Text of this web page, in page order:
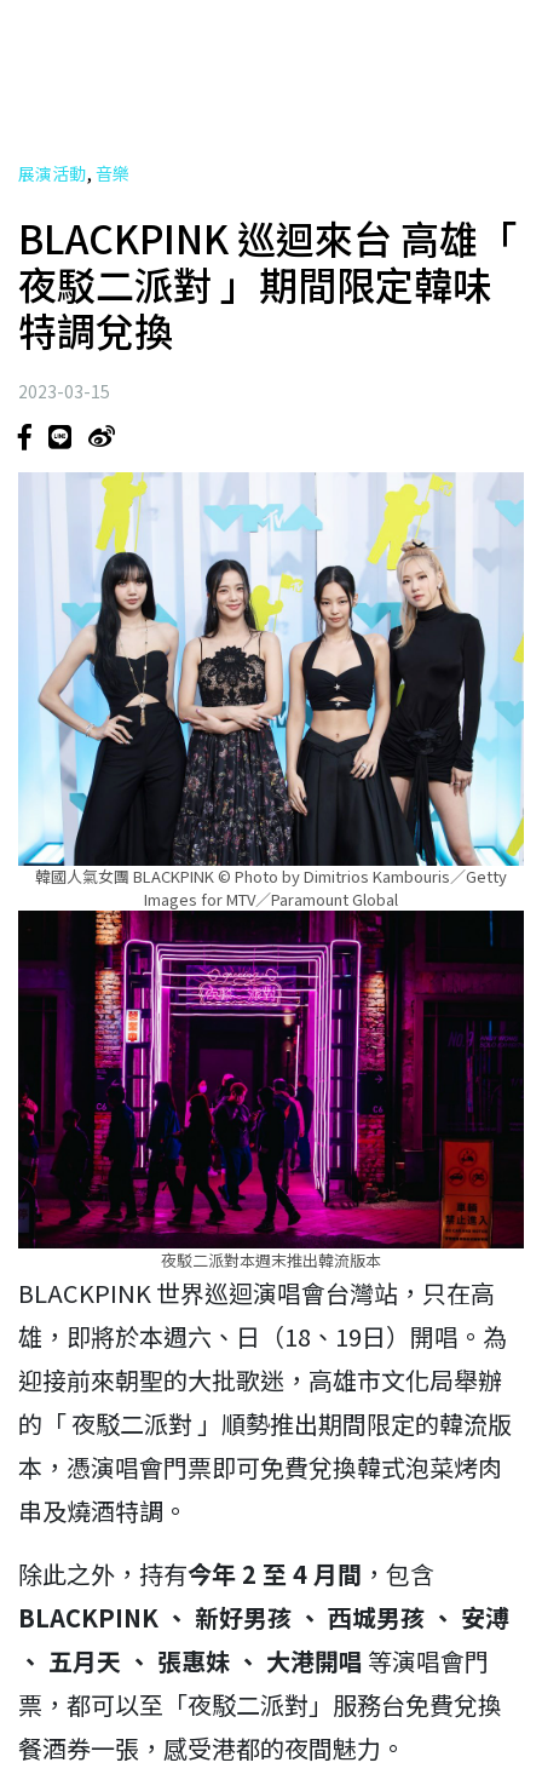
展演活動, 音樂
BLACKPINK 巡迴來台 高雄「
夜駁二派對 」期間限定韓味
特調兌換
2023-03-15
韓國人氣女團 BLACKPINK © Photo by Dimitrios Kambouris／Getty
Images for MTV／Paramount Global
夜駁二派對本週末推出韓流版本
BLACKPINK 世界巡迴演唱會台灣站，只在高
雄，即將於本週六、日（18、19日）開唱。為
迎接前來朝聖的大批歌迷，高雄市文化局舉辦
的「 夜駁二派對 」順勢推出期間限定的韓流版
本，憑演唱會門票即可免費兌換韓式泡菜烤肉
串及燒酒特調。
除此之外，持有今年 2 至 4 月間 ，包含
BLACKPINK 、 新好男孩 、 西城男孩 、 安溥
、 五月天 、 張惠妹 、 大港開唱 等演唱會門
票，都可以至「夜駁二派對」服務台免費兌換
餐酒券一張，感受港都的夜間魅力。